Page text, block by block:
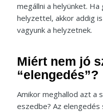
megállni a helyünket.
helyzettel, akkor addig
vagyunk a helyzetnek.
Miért nem jó
“elengedés”?
Amikor meghallod azt a
eszedbe? Az elengedés